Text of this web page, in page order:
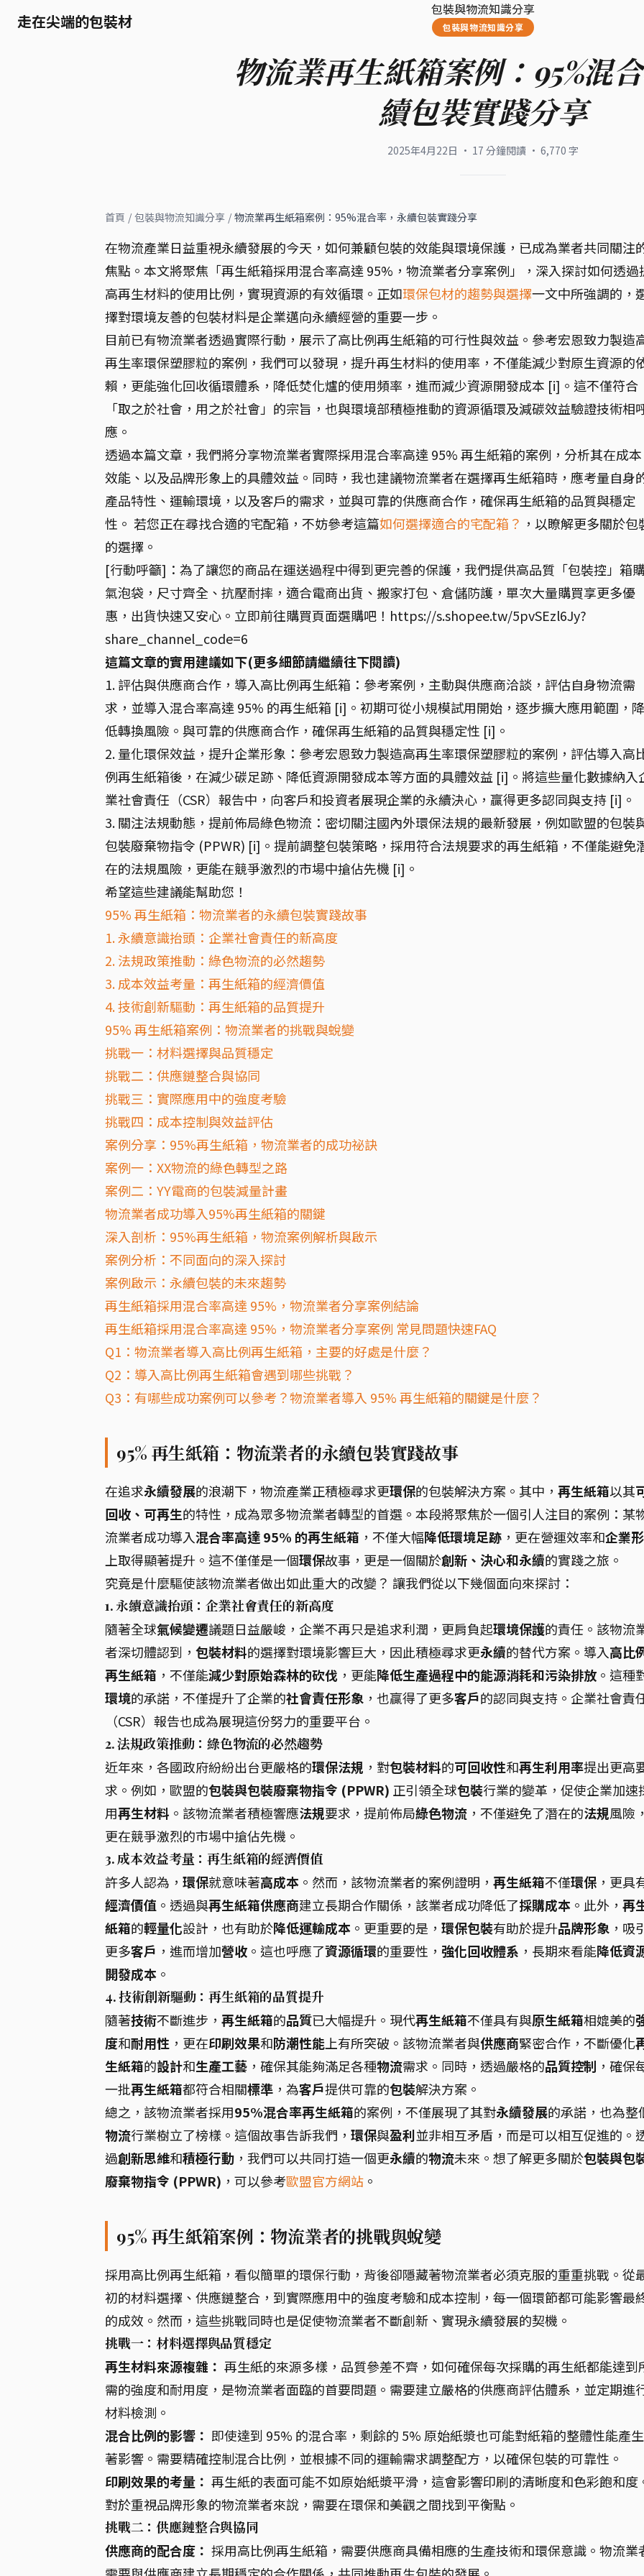
走在尖端的包裝材
包裝與物流知識分享
包裝與物流知識分享
物流業再生紙箱案例：95%混
續包裝實踐分享
2025年4月22日 · 17 分鐘閱讀 · 6,770 字
首頁 / 包裝與物流知識分享 / 物流業再生紙箱案例：95%混合率，永續包裝實踐分享
在物流產業日益重視永續發展的今天，如何兼顧包裝的效能與環境保護，已成為業者共同關注
焦點。本文將聚焦「再生紙箱採用混合率高達 95%，物流業者分享案例」，深入探討如何透過
高再生材料的使用比例，實現資源的有效循環。正如環保包材的趨勢與選擇一文中所強調的，
擇對環境友善的包裝材料是企業邁向永續經營的重要一步。
目前已有物流業者透過實際行動，展示了高比例再生紙箱的可行性與效益。參考宏恩致力製造
再生率環保塑膠粒的案例，我們可以發現，提升再生材料的使用率，不僅能減少對原生資源的
賴，更能強化回收循環體系，降低焚化爐的使用頻率，進而減少資源開發成本 [i]。這不僅符合
「取之於社會，用之於社會」的宗旨，也與環境部積極推動的資源循環及減碳效益驗證技術相
應。
透過本篇文章，我們將分享物流業者實際採用混合率高達 95% 再生紙箱的案例，分析其在成本
效能、以及品牌形象上的具體效益。同時，我也建議物流業者在選擇再生紙箱時，應考量自身
產品特性、運輸環境，以及客戶的需求，並與可靠的供應商合作，確保再生紙箱的品質與穩定
性。 若您正在尋找合適的宅配箱，不妨參考這篇如何選擇適合的宅配箱？ ，以瞭解更多關於包
的選擇。
[行動呼籲]：為了讓您的商品在運送過程中得到更完善的保護，我們提供高品質「包裝控」箱
氣泡袋，尺寸齊全、抗壓耐摔，適合電商出貨、搬家打包、倉儲防護，單次大量購買享更多優
惠，出貨快速又安心。立即前往購買頁面選購吧！https://s.shopee.tw/5pvSEzl6Jy?
share_channel_code=6
這篇文章的實用建議如下(更多細節請繼續往下閱讀)
1. 評估與供應商合作，導入高比例再生紙箱：參考案例，主動與供應商洽談，評估自身物流需
求，並導入混合率高達 95% 的再生紙箱 [i]。初期可從小規模試用開始，逐步擴大應用範圍，降
低轉換風險。與可靠的供應商合作，確保再生紙箱的品質與穩定性 [i]。
2. 量化環保效益，提升企業形象：參考宏恩致力製造高再生率環保塑膠粒的案例，評估導入高
例再生紙箱後，在減少碳足跡、降低資源開發成本等方面的具體效益 [i]。將這些量化數據納入
業社會責任（CSR）報告中，向客戶和投資者展現企業的永續決心，贏得更多認同與支持 [i]。
3. 關注法規動態，提前佈局綠色物流：密切關注國內外環保法規的最新發展，例如歐盟的包裝
包裝廢棄物指令 (PPWR) [i]。提前調整包裝策略，採用符合法規要求的再生紙箱，不僅能避免
在的法規風險，更能在競爭激烈的市場中搶佔先機 [i]。
希望這些建議能幫助您！
95% 再生紙箱：物流業者的永續包裝實踐故事
1. 永續意識抬頭：企業社會責任的新高度
2. 法規政策推動：綠色物流的必然趨勢
3. 成本效益考量：再生紙箱的經濟價值
4. 技術創新驅動：再生紙箱的品質提升
95% 再生紙箱案例：物流業者的挑戰與蛻變
挑戰一：材料選擇與品質穩定
挑戰二：供應鏈整合與協同
挑戰三：實際應用中的強度考驗
挑戰四：成本控制與效益評估
案例分享：95%再生紙箱，物流業者的成功祕訣
案例一：XX物流的綠色轉型之路
案例二：YY電商的包裝減量計畫
物流業者成功導入95%再生紙箱的關鍵
深入剖析：95%再生紙箱，物流案例解析與啟示
案例分析：不同面向的深入探討
案例啟示：永續包裝的未來趨勢
再生紙箱採用混合率高達 95%，物流業者分享案例結論
再生紙箱採用混合率高達 95%，物流業者分享案例 常見問題快速FAQ
Q1：物流業者導入高比例再生紙箱，主要的好處是什麼？
Q2：導入高比例再生紙箱會遇到哪些挑戰？
Q3：有哪些成功案例可以參考？物流業者導入 95% 再生紙箱的關鍵是什麼？
95% 再生紙箱：物流業者的永續包裝實踐故事
在追求永續發展的浪潮下，物流產業正積極尋求更環保的包裝解決方案。其中， 再生紙箱以其
回收、可再生的特性，成為眾多物流業者轉型的首選。本段將聚焦於一個引人注目的案例：某
流業者成功導入混合率高達 95% 的再生紙箱 ，不僅大幅降低環境足跡 ，更在營運效率和企業
上取得顯著提升。這不僅僅是一個環保故事，更是一個關於創新、決心和永續的實踐之旅。
究竟是什麼驅使該物流業者做出如此重大的改變？ 讓我們從以下幾個面向來探討：
1. 永續意識抬頭：企業社會責任的新高度
隨著全球氣候變遷議題日益嚴峻，企業不再只是追求利潤，更肩負起環境保護的責任。該物流
者深切體認到， 包裝材料的選擇對環境影響巨大，因此積極尋求更永續的替代方案。導入高比
再生紙箱 ，不僅能減少對原始森林的砍伐 ，更能降低生產過程中的能源消耗和污染排放 。這種
環境的承諾，不僅提升了企業的社會責任形象 ，也贏得了更多客戶的認同與支持。企業社會責
（CSR）報告也成為展現這份努力的重要平台。
2. 法規政策推動：綠色物流的必然趨勢
近年來，各國政府紛紛出台更嚴格的環保法規 ，對包裝材料的可回收性和再生利用率提出更高
求。例如，歐盟的包裝與包裝廢棄物指令 (PPWR) 正引領全球包裝行業的變革，促使企業加速
用再生材料 。該物流業者積極響應法規要求，提前佈局綠色物流 ，不僅避免了潛在的法規風險，
更在競爭激烈的市場中搶佔先機。
3. 成本效益考量：再生紙箱的經濟價值
許多人認為， 環保就意味著高成本 。然而，該物流業者的案例證明， 再生紙箱不僅環保 ，更具
經濟價值 。透過與再生紙箱供應商建立長期合作關係，該業者成功降低了採購成本 。此外， 再
紙箱的輕量化設計，也有助於降低運輸成本 。更重要的是， 環保包裝有助於提升品牌形象 ，吸
更多客戶 ，進而增加營收 。這也呼應了資源循環的重要性， 強化回收體系 ，長期來看能降低資
開發成本 。
4. 技術創新驅動：再生紙箱的品質提升
隨著技術不斷進步， 再生紙箱的品質已大幅提升。現代再生紙箱不僅具有與原生紙箱相媲美的
度和耐用性 ，更在印刷效果和防潮性能 上有所突破。該物流業者與供應商緊密合作，不斷優化
生紙箱的設計和生產工藝 ，確保其能夠滿足各種物流需求。同時，透過嚴格的品質控制 ，確保
一批再生紙箱都符合相關標準 ，為客戶提供可靠的包裝解決方案。
總之，該物流業者採用95%混合率再生紙箱的案例，不僅展現了其對永續發展的承諾，也為整
物流行業樹立了榜樣。這個故事告訴我們， 環保與盈利並非相互矛盾，而是可以相互促進的。
過創新思維和積極行動 ，我們可以共同打造一個更永續的物流未來。想了解更多關於包裝與包
廢棄物指令 (PPWR) ，可以參考歐盟官方網站 。
95% 再生紙箱案例：物流業者的挑戰與蛻變
採用高比例再生紙箱，看似簡單的環保行動，背後卻隱藏著物流業者必須克服的重重挑戰。從
初的材料選擇、供應鏈整合，到實際應用中的強度考驗和成本控制，每一個環節都可能影響最
的成效。然而，這些挑戰同時也是促使物流業者不斷創新、實現永續發展的契機。
挑戰一：材料選擇與品質穩定
再生材料來源複雜： 再生紙的來源多樣，品質參差不齊，如何確保每次採購的再生紙都能達到
需的強度和耐用度，是物流業者面臨的首要問題。需要建立嚴格的供應商評估體系，並定期進
材料檢測。
混合比例的影響： 即使達到 95% 的混合率，剩餘的 5% 原始紙漿也可能對紙箱的整體性能產
著影響。需要精確控制混合比例，並根據不同的運輸需求調整配方，以確保包裝的可靠性。
印刷效果的考量： 再生紙的表面可能不如原始紙漿平滑，這會影響印刷的清晰度和色彩飽和度
對於重視品牌形象的物流業者來說，需要在環保和美觀之間找到平衡點。
挑戰二：供應鏈整合與協同
供應商的配合度： 採用高比例再生紙箱，需要供應商具備相應的生產技術和環保意識。物流業